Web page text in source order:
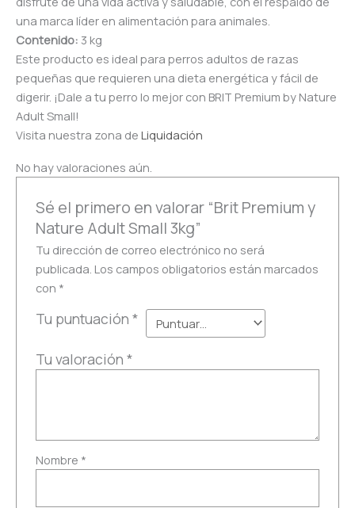
una marca líder en alimentación para animales.
Contenido: 3 kg
Este producto es ideal para perros adultos de razas
pequeñas que requieren una dieta energética y fácil de
digerir. ¡Dale a tu perro lo mejor con BRIT Premium by Nature
Adult Small!
Visita nuestra zona de Liquidación
No hay valoraciones aún.
Sé el primero en valorar “Brit Premium y
Nature Adult Small 3kg”
Tu dirección de correo electrónico no será
publicada. Los campos obligatorios están marcados
con *
Tu puntuación*
Tu valoración*
Nombre *